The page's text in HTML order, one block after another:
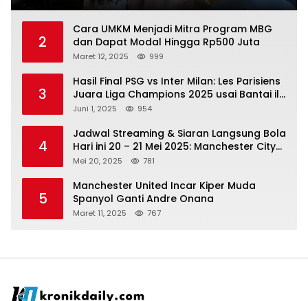
2
Cara UMKM Menjadi Mitra Program MBG
dan Dapat Modal Hingga Rp500 Juta
Maret 12, 2025 999
3
Hasil Final PSG vs Inter Milan: Les Parisiens
Juara Liga Champions 2025 usai Bantai il
Nerazzurri
Juni 1, 2025 954
4
Jadwal Streaming & Siaran Langsung Bola
Hari ini 20 – 21 Mei 2025: Manchester City
vs Bournemouth
Mei 20, 2025 781
5
Manchester United Incar Kiper Muda
Spanyol Ganti Andre Onana
Maret 11, 2025 767